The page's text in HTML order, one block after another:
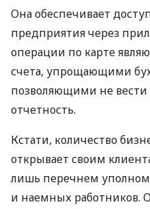
Она обеспечивает
предприятия через
операции по карте
счета, упрощающими
позволяющими не
отчетность.
Кстати, количество
открывает своим
лишь перечнем
и наемных работников.